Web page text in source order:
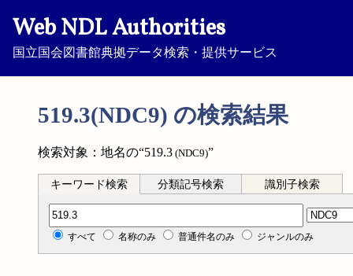
Web NDL Authorities
国立国会図書館典拠データ検索・提供サービス
519.3(NDC9) の検索結果
検索対象：地名の“519.3 (NDC9)”
キーワード検索 分類記号検索 識別子検索
分類記号検索
すべて 名称のみ 普通件名のみ ジャンルのみ